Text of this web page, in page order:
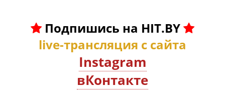
Подпишись на HIT.BY
live-трансляция с сайта
Instagram
вКонтакте